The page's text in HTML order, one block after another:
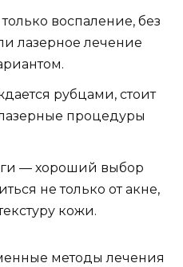
воспаление, без
лазерное лечение
рубцами, стоит
процедуры
— хороший выбор
не только от акне,
кожи.
методы лечения